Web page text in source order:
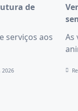
de
serviços aos
2026
As